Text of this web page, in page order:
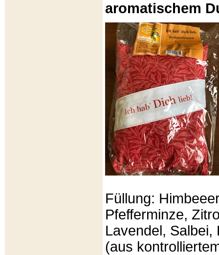
aromatischem
Füllung:
Pfefferminze,
Lavendel, Salbei,
(aus